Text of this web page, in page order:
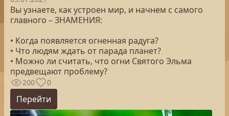
Вы узнаете, как устроен мир, и начнем с самого
главного – ЗНАМЕНИЯ:
• Когда появляется огненная радуга?
• Что людям ждать от парада планет?
• Можно ли считать, что огни Святого Эльма
предвещают проблему?
200 0
Перейти